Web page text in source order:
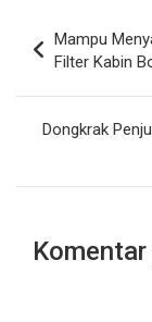
pos
Mampu
Filter Kabin
Dongkrak